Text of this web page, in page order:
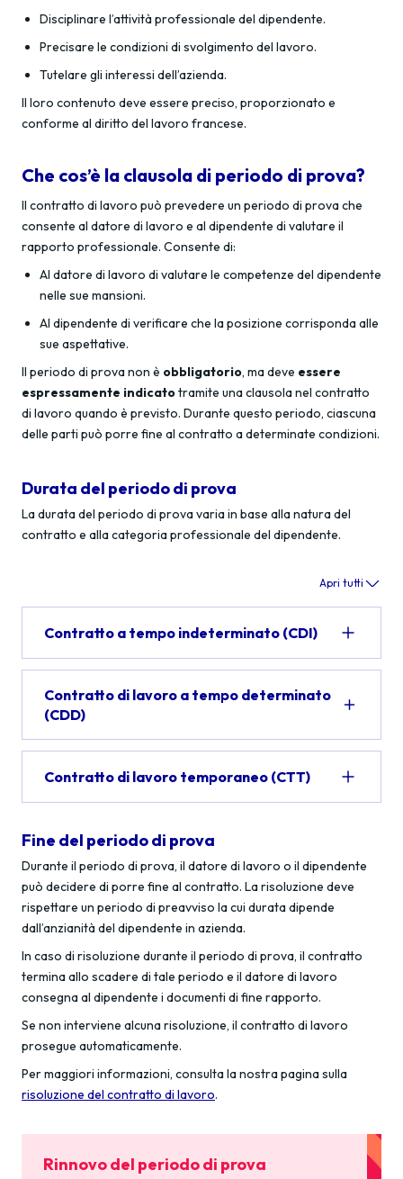
Disciplinare l’attività professionale del dipendente.
Precisare le condizioni di svolgimento del lavoro.
Tutelare gli interessi dell’azienda.
Il loro contenuto deve essere preciso, proporzionato e
conforme al diritto del lavoro francese.
Che cos’è la clausola di periodo di prova?
Il contratto di lavoro può prevedere un periodo di prova che
consente al datore di lavoro e al dipendente di valutare il
rapporto professionale. Consente di:
Al datore di lavoro di valutare le competenze del dipendente
nelle sue mansioni.
Al dipendente di verificare che la posizione corrisponda alle
sue aspettative.
Il periodo di prova non è obbligatorio, ma deve essere
espressamente indicatotramite una clausola nel contratto
di lavoro quando è previsto. Durante questo periodo, ciascuna
delle parti può porre fine al contratto a determinate condizioni.
Durata del periodo di prova
La durata del periodo di prova varia in base alla natura del
contratto e alla categoria professionale del dipendente.
Apri tutti
Contratto a tempo indeterminato (CDI)
Contratto di lavoro a tempo determinato
(CDD)
Contratto di lavoro temporaneo (CTT)
Fine del periodo di prova
Durante il periodo di prova, il datore di lavoro o il dipendente
può decidere di porre fine al contratto. La risoluzione deve
rispettare un periodo di preavviso la cui durata dipende
dall’anzianità del dipendente in azienda.
In caso di risoluzione durante il periodo di prova, il contratto
termina allo scadere di tale periodo e il datore di lavoro
consegna al dipendente i documenti di fine rapporto.
Se non interviene alcuna risoluzione, il contratto di lavoro
prosegue automaticamente.
Per maggiori informazioni, consulta la nostra pagina sulla
risoluzione del contratto di lavoro.
Rinnovo del periodo di prova